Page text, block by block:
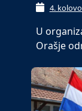
4.
U
Orašje